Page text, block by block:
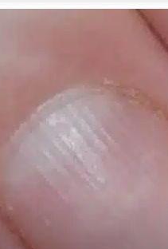
Saber
Viver